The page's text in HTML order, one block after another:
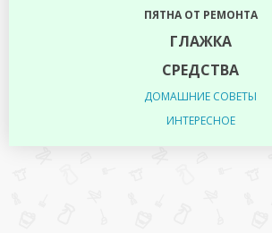
ПЯТНА ОТ РЕМОНТА
ГЛАЖКА
СРЕДСТВА
ДОМАШНИЕ СОВЕТЫ
ИНТЕРЕСНОЕ